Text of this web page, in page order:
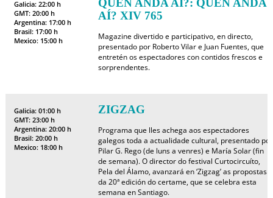
Galicia: 22:00 h
GMT: 20:00 h
Argentina: 17:00 h
Brasil: 17:00 h
Mexico: 15:00 h
QUEN ANDA AÍ?: QUEN ANDA
AÍ? XIV 765
Magazine divertido e participativo, en directo,
presentado por Roberto Vilar e Juan Fuentes, que
entretén os espectadores con contidos frescos e
sorprendentes.
Galicia: 01:00 h
GMT: 23:00 h
Argentina: 20:00 h
Brasil: 20:00 h
Mexico: 18:00 h
ZIGZAG
Programa que lles achega aos espectadores
galegos toda a actualidade cultural, presentado por
Pilar G. Rego (de luns a venres) e María Solar (fin
de semana). O director do festival Curtocircuíto,
Pela del Álamo, avanzará en ‘Zigzag’ as propostas
da 20ª edición do certame, que se celebra esta
semana en Santiago.